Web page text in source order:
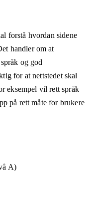
forstå hvordan sidene
handler om at
og god
for at nettstedet skal
eksempel vil rett språk
på rett måte for brukere
A)